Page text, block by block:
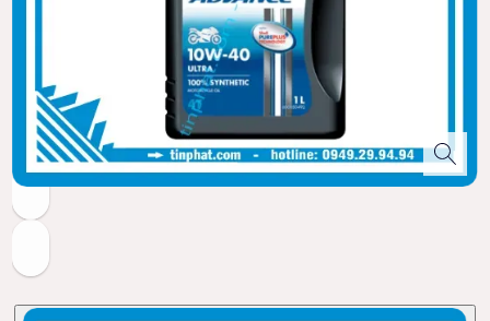
đánh giá)
Mã giảm giá
Giảm 15.000đ
Bảo vệ động cơ tối ưu, giúp xe vận hành êm ái và bứt tốc
mạnh mẽ trên mọi hành trình.
thọ và giảm ma sát tối đa.
✅Tiêu chuẩn SN & MA2:Sang số mượt mà, chống trượt ly